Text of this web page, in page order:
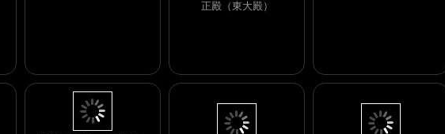
山西．五台縣：佛光寺．